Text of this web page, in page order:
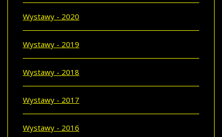
Wystawy - 2020
Wystawy - 2019
Wystawy - 2018
Wystawy - 2017
Wystawy - 2016